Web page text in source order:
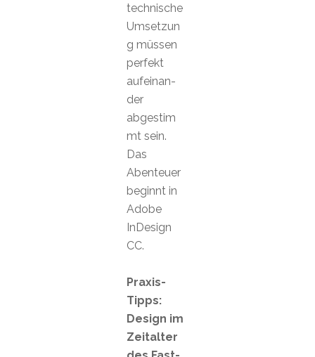
technische
Umsetzun
g müssen
perfekt
aufeinan-
der
abgestim
mt sein.
Das
Abenteuer
beginnt in
Adobe
InDesign
CC.
Praxis-
Tipps:
Design im
Zeitalter